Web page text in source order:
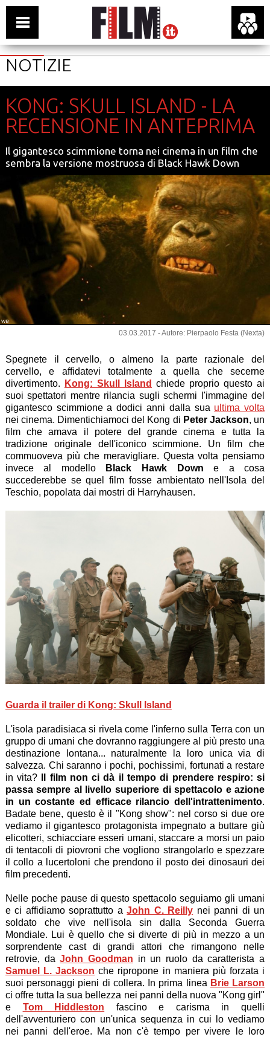
NOTIZIE
KONG: SKULL ISLAND - LA
RECENSIONE IN ANTEPRIMA
Il gigantesco scimmione torna nei cinema in un film che
sembra la versione mostruosa di Black Hawk Down
WB
03.03.2017 - Autore: Pierpaolo Festa (Nexta)
Spegnete il cervello, o almeno la parte razionale del
cervello, e affidatevi totalmente a quella che secerne
divertimento.
Kong: Skull Island chiede proprio questo ai
suoi spettatori mentre rilancia sugli schermi l'immagine del
gigantesco scimmione a dodici anni dalla sua ultima volta
nei cinema. Dimentichiamoci del Kong di Peter Jackson, un
film che amava il potere del grande cinema e tutta la
tradizione originale dell'iconico scimmione. Un film che
commuoveva più che meravigliare. Questa volta pensiamo
invece al modello
Black Hawk Down e a cosa
succederebbe se quel film fosse ambientato nell'Isola del
Teschio, popolata dai mostri di Harryhausen.
Guarda il trailer di Kong: Skull Island
L'isola paradisiaca si rivela come l'inferno sulla Terra con un
gruppo di umani che dovranno raggiungere al più presto una
destinazione lontana... naturalmente la loro unica via di
salvezza. Chi saranno i pochi, pochissimi, fortunati a restare
in vita?
Il film non ci dà il tempo di prendere respiro: si
passa sempre al livello superiore di spettacolo e azione
in un costante ed efficace rilancio dell'intrattenimento.
Badate bene, questo è il "Kong show": nel corso si due ore
vediamo il gigantesco protagonista impegnato a buttare giù
elicotteri, schiacciare esseri umani, staccare a morsi un paio
di tentacoli di piovroni che vogliono strangolarlo e spezzare
il collo a lucertoloni che prendono il posto dei dinosauri dei
film precedenti.
Nelle poche pause di questo spettacolo seguiamo gli umani
e ci affidiamo soprattutto aJohn C. Reilly nei panni di un
soldato che vive nell'isola sin dalla Seconda Guerra
Mondiale. Lui è quello che si diverte di più in mezzo a un
sorprendente cast di grandi attori che rimangono nelle
retrovie, daJohn Goodman in un ruolo da caratterista a
Samuel L. Jackson che ripropone in maniera più forzata i
suoi personaggi pieni di collera. In prima linea Brie Larson
ci offre tutta la sua bellezza nei panni della nuova "Kong girl"
e Tom Hiddleston fascino e carisma in quelli
dell'avventuriero con un'unica sequenza in cui lo vediamo
nei panni dell'eroe. Ma non c'è tempo per vivere le loro